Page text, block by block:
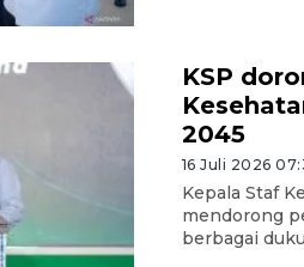
KSP
2045
16 Juli 2026
Kepala Staf
mendorong
berbagai